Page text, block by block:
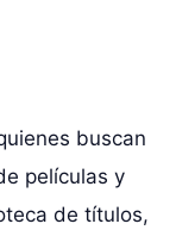
buscan
películas y
de títulos,